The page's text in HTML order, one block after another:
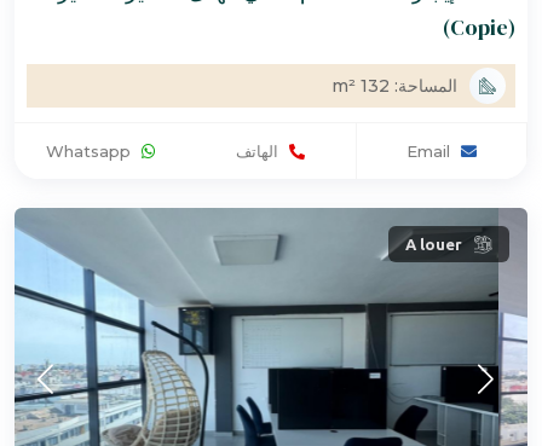
(Copie)
المساحة: 132 m²
الهاتف
A louer